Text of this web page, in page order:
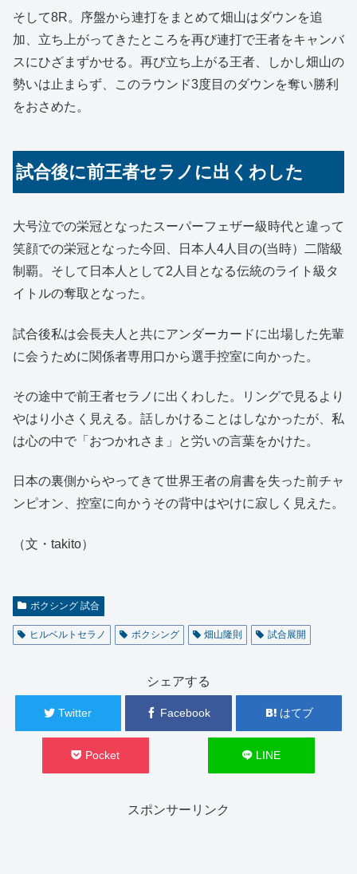
そして8R。序盤から連打をまとめて畑山はダウンを追
加、立ち上がってきたところを再び連打で王者をキャンバ
スにひざまずかせる。再び立ち上がる王者、しかし畑山の
勢いは止まらず、このラウンド3度目のダウンを奪い勝利
をおさめた。
試合後に前王者セラノに出くわした
大号泣での栄冠となったスーパーフェザー級時代と違って
笑顔での栄冠となった今回、日本人4人目の(当時）二階級
制覇。そして日本人として2人目となる伝統のライト級タ
イトルの奪取となった。
試合後私は会長夫人と共にアンダーカードに出場した先輩
に会うために関係者専用口から選手控室に向かった。
その途中で前王者セラノに出くわした。リングで見るより
やはり小さく見える。話しかけることはしなかったが、私
は心の中で「おつかれさま」と労いの言葉をかけた。
日本の裏側からやってきて世界王者の肩書を失った前チャ
ンピオン、控室に向かうその背中はやけに寂しく見えた。
（文・takito）
ボクシング 試合
ヒルベルトセラノ ボクシング 畑山隆則 試合展開
シェアする
Twitter Facebook はてブ
Pocket LINE
スポンサーリンク